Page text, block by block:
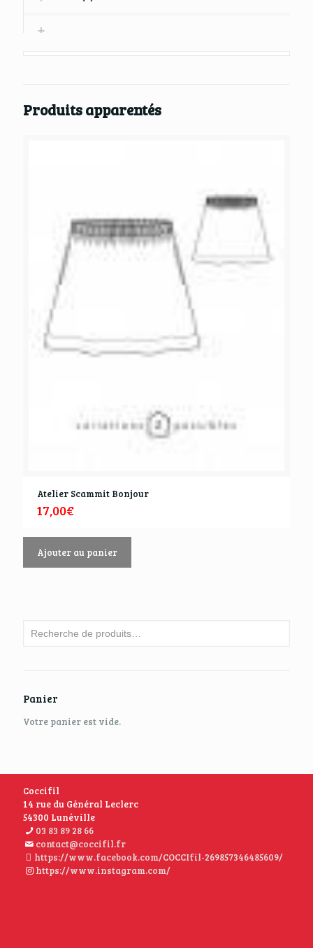
Produits apparentés
Atelier Scammit Bonjour
17,00€
Ajouter au panier
Panier
Votre panier est vide.
Coccifil
14 rue du Général Leclerc
54300 Lunéville
03 83 89 28 66
contact@coccifil.fr
https://www.facebook.com/COCCIfil-269857346485609/
https://www.instagram.com/